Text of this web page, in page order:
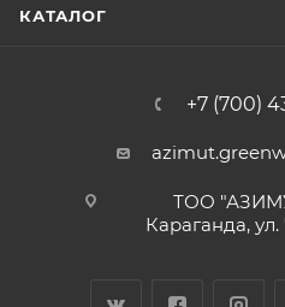
КАТАЛОГ
+7 (700)
ТОО
Караганда,